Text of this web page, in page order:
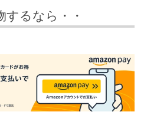
するなら・・